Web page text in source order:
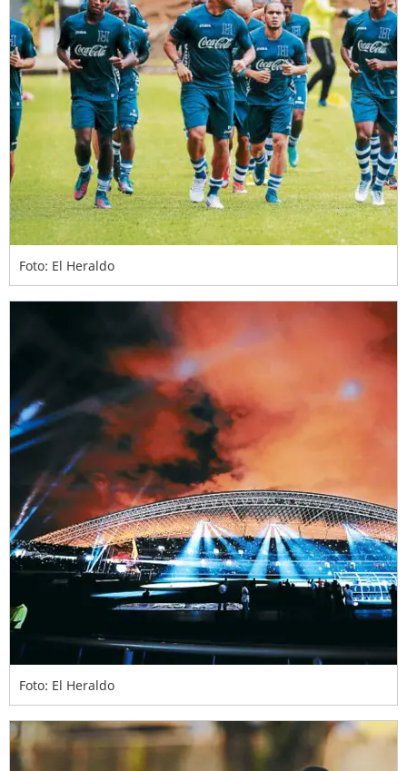
Foto: El Heraldo
Foto: El Heraldo